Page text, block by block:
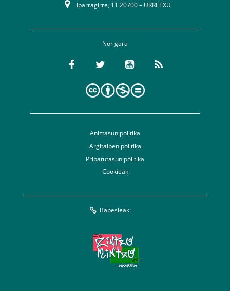
Iparragirre, 11 20700 – URRETXU
Nor gara
Aniztasun politika
Argitalpen politika
Pribatutasun politika
Cookieak
Babesleak: